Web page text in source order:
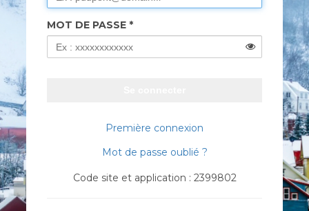
MOT DE PASSE
Première connexion
Mot de passe oublié ?
Code site et application : 2399802